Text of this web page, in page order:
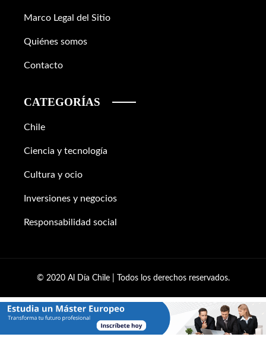
Marco Legal del Sitio
Quiénes somos
Contacto
CATEGORÍAS
Chile
Ciencia y tecnología
Cultura y ocio
Inversiones y negocios
Responsabilidad social
© 2020 Al Día Chile | Todos los derechos reservados.